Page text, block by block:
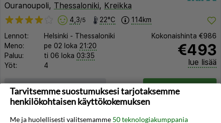
Ouranoupoli, Thessaloniki, Kreikka
4,3/5 22°C 114km
Lennot: Helsinki - Thessaloniki
Meno:
pe 02 loka 21:20
Paluu:
ti 06 loka 03:35
Yöt:
4
Kokonaishinta €986
€493
lue lisää
Huoneen tyyppi ja lento Valitse matka
Tarvitsemme suostumuksesi tarjotaksemme
henkilökohtaisen käyttökokemuksen
Me ja huolellisesti valitsemamme 50 teknologiakumppania